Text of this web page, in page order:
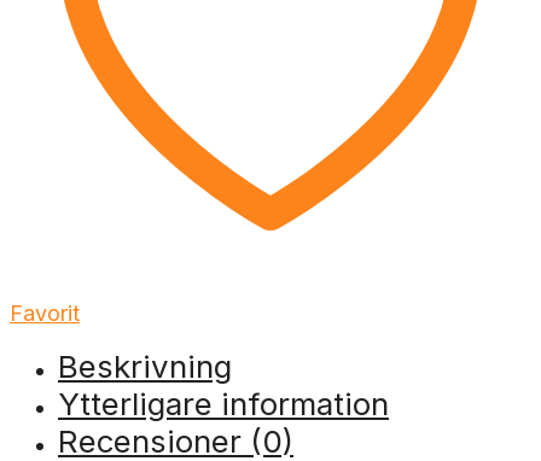
Favorit
Beskrivning
Ytterligare information
Recensioner (0)